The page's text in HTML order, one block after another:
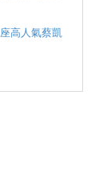
高人氣蔡凱